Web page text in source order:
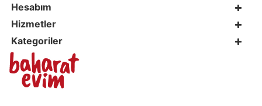
Hesabım
Hizmetler
Kategoriler